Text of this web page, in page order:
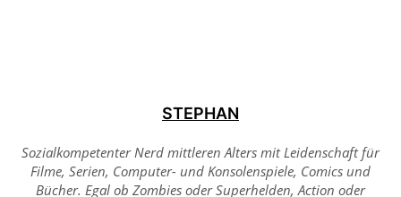
STEPHAN
Sozialkompetenter Nerd mittleren Alters mit Leidenschaft für
Filme, Serien, Computer- und Konsolenspiele, Comics und
Bücher. Egal ob Zombies oder Superhelden, Action oder